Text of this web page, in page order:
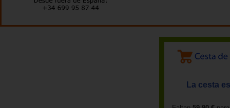
La cesta